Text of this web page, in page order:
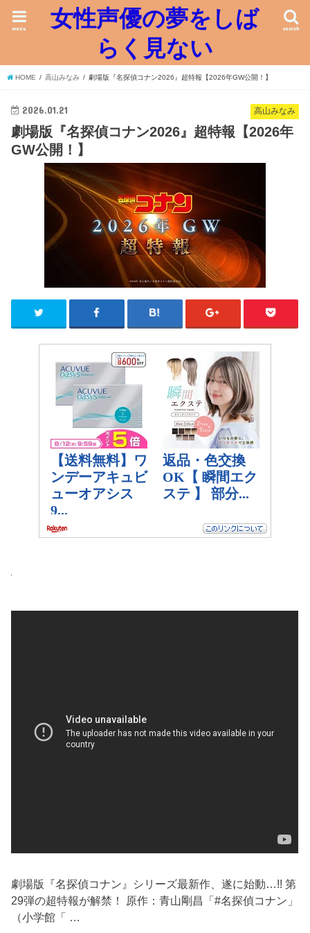
女性声優の夢をしば
らく見ない
search
menu
HOME 高山みなみ 劇場版『名探偵コナン2026』超特報【2026年GW公開！】
高山みなみ
2026.01.21
劇場版『名探偵コナン2026』超特報【2026年
GW公開！】
劇場版『名探偵コナン』シリーズ最新作、遂に始動…!! 第
29弾の超特報が解禁！ 原作：青山剛昌「#名探偵コナン」
（小学館「 …